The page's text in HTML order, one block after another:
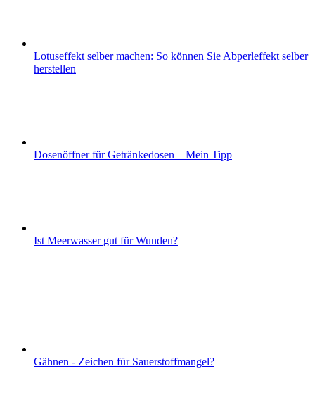
Lotuseffekt selber machen: So können Sie Abperleffekt selber
herstellen
Dosenöffner für Getränkedosen – Mein Tipp
Ist Meerwasser gut für Wunden?
Gähnen - Zeichen für Sauerstoffmangel?